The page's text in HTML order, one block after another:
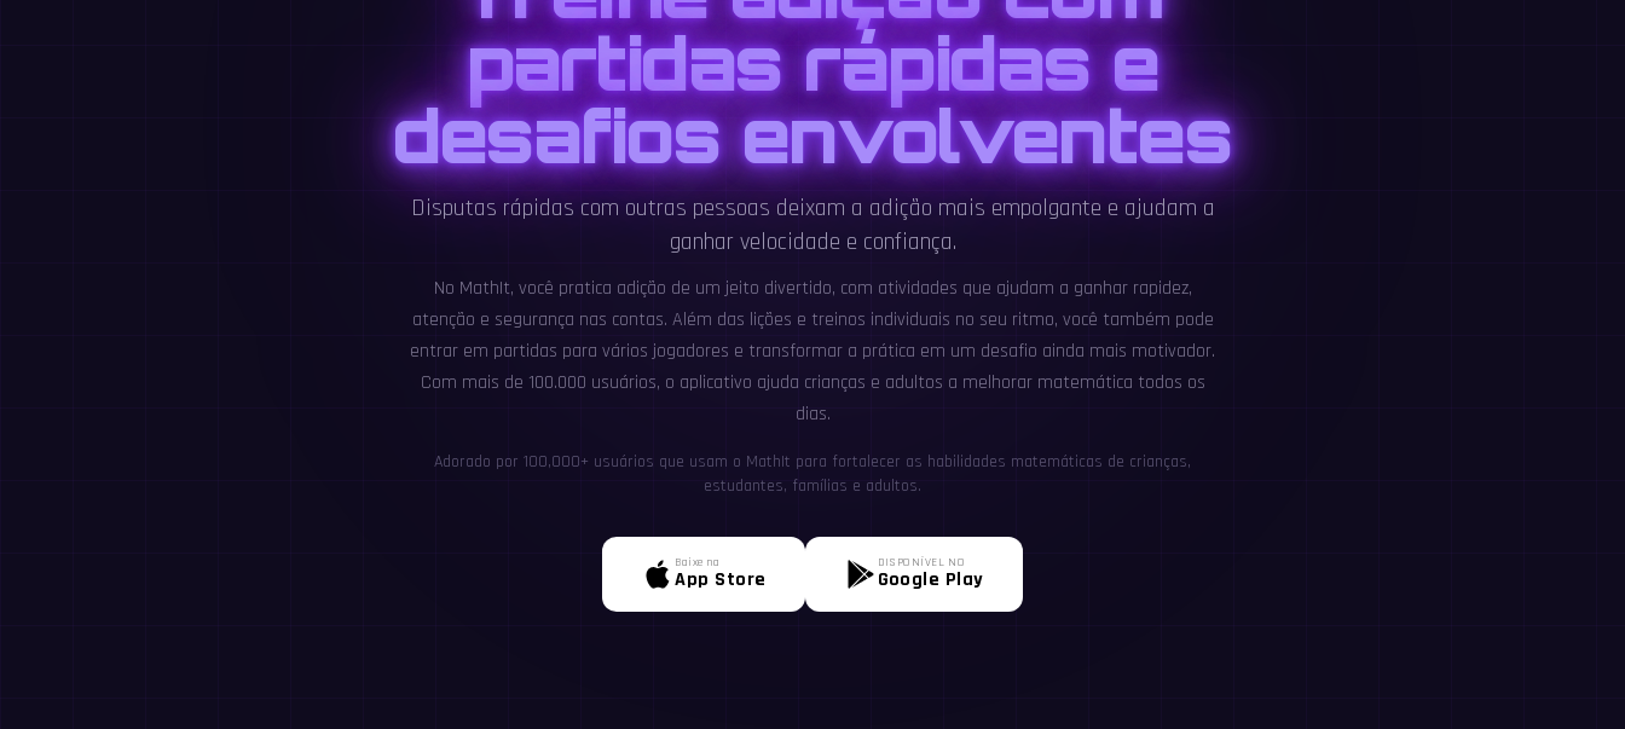
partidas rápidas e
desafios envolventes
Disputas rápidas com outras pessoas deixam a adição mais empolgante e ajudam a
ganhar velocidade e confiança.
No MathIt, você pratica adição de um jeito divertido, com atividades que ajudam a ganhar rapidez,
atenção e segurança nas contas. Além das lições e treinos individuais no seu ritmo, você também pode
entrar em partidas para vários jogadores e transformar a prática em um desafio ainda mais motivador.
Com mais de 100.000 usuários, o aplicativo ajuda crianças e adultos a melhorar matemática todos os
dias.
Adorado por 100,000+ usuários que usam o MathIt para fortalecer as habilidades matemáticas de crianças,
estudantes, famílias e adultos.
Baixe na
App Store
DISPONÍVEL NO
Google Play